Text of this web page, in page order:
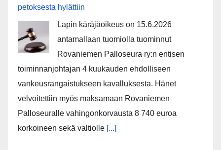
pe­tok­ses­ta hy­lät­tiin
Lapin käräjäoikeus on 15.6.2026
antamallaan tuomiolla tuominnut
Rovaniemen Palloseura ry:n entisen
toiminnanjohtajan 4 kuukauden ehdolliseen
vankeusrangaistukseen kavalluksesta. Hänet
velvoitettiin myös maksamaan Rovaniemen
Palloseuralle vahingonkorvausta 8 740 euroa
korkoineen sekä valtiolle [...]